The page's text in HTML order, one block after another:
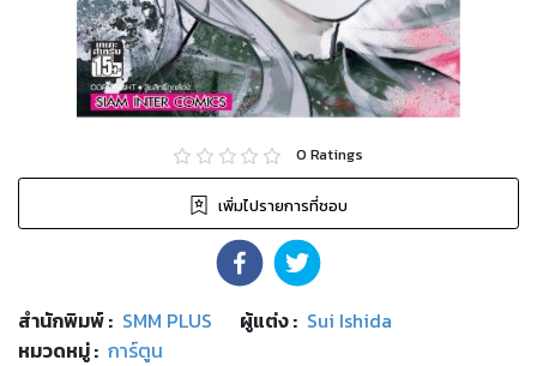
0 Ratings
เพิ่มไปรายการที่ชอบ
สำนักพิมพ์: SMM PLUS ผู้แต่ง : Sui Ishida
หมวดหมู่: การ์ตูน